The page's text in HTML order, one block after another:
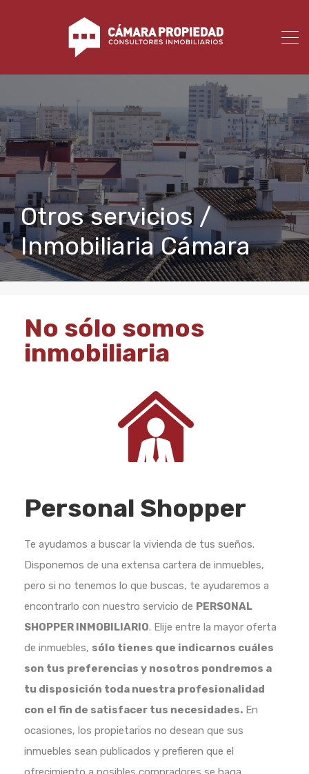
Otros servicios /
Inmobiliaria Cámara
No sólo somos
inmobiliaria
Personal Shopper
Te ayudamos a buscar la vivienda de tus sueños.
Disponemos de una extensa cartera de inmuebles,
pero si no tenemos lo que buscas, te ayudaremos a
encontrarlo con nuestro servicio de PERSONAL
SHOPPER INMOBILIARIO. Elije entre la mayor oferta
de inmuebles, sólo tienes que indicarnos cuáles
son tus preferencias y nosotros pondremos a
tu disposición toda nuestra profesionalidad
con el fin de satisfacer tus necesidades. En
ocasiones, los propietarios no desean que sus
inmuebles sean publicados y prefieren que el